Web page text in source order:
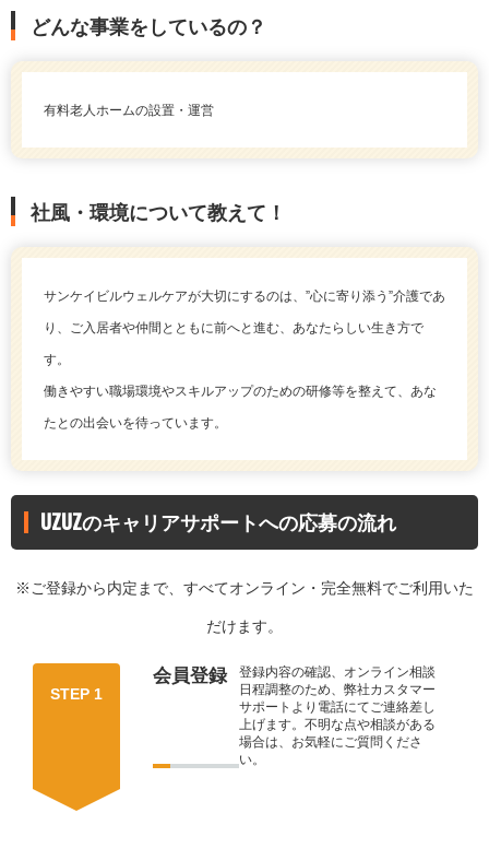
どんな事業をしているの？
有料老人ホームの設置・運営
社風・環境について教えて！
サンケイビルウェルケアが大切にするのは、”心に寄り添う”介護であ
り、ご入居者や仲間とともに前へと進む、あなたらしい生き方で
す。
働きやすい職場環境やスキルアップのための研修等を整えて、あな
たとの出会いを待っています。
UZUZのキャリアサポートへの応募の流れ
※ご登録から内定まで、すべてオンライン・完全無料でご利用いた
だけます。
STEP 1
会員登録
登録内容の確認、オンライン相談
日程調整のため、弊社カスタマー
サポートより電話にてご連絡差し
上げます。不明な点や相談がある
場合は、お気軽にご質問くださ
い。